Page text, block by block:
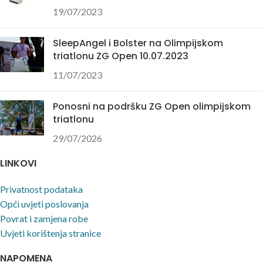
19/07/2023
SleepAngel i Bolster na Olimpijskom
triatlonu ZG Open 10.07.2023
11/07/2023
Ponosni na podršku ZG Open olimpijskom
triatlonu
29/07/2026
LINKOVI
Privatnost podataka
Opći uvjeti poslovanja
Povrat i zamjena robe
Uvjeti korištenja stranice
NAPOMENA